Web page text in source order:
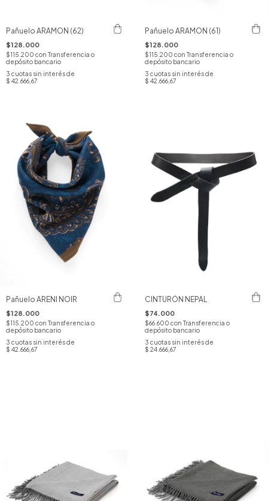
Pañuelo ARAMON (62)
$128.000
$115.200 con Transferencia o
depósito bancario
3 cuotas sin interés de
$ 42.666,67
Pañuelo ARAMON (61)
$128.000
$115.200 con Transferencia o
depósito bancario
3 cuotas sin interés de
$ 42.666,67
Pañuelo ARENI NOIR
$128.000
$115.200 con Transferencia o
depósito bancario
3 cuotas sin interés de
$ 42.666,67
CINTURÓN NEPAL
$74.000
$66.600 con Transferencia o
depósito bancario
3 cuotas sin interés de
$ 24.666,67